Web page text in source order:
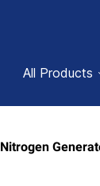
All Products
Nitrogen